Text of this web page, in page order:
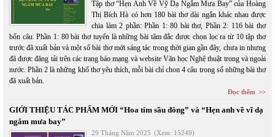
Tập thơ “Hẹn Anh Về Vỹ Dạ Ngắm Mưa Bay” của Hoàng
Thị Bích Hà có hơn 180 bài thơ dài ngắn khác nhau được
chia làm 2 phần: Phần 1: 80 bài thơ, Phần 2: 116 bài thơ
bốn câu. Phần 1: 80 bài thơ tuyển là những bài tâm đắc được chọn lọc ra từ 10 tập thơ
trước đã xuất bản và một số bài thơ mới sáng tác trong thời gian gần đây, chưa in nhưng
đã được đăng tải trên các trang báo mạng và website Văn học Nghệ thuật trong và ngoài
nước. Phần 2 là những khổ thơ yêu thích, mỗi bài chỉ chon 4 câu trong số những bài thơ
đã xuất bản.
Đọc thêm
GIỚI THIỆU TÁC PHẨM MỚI “Hoa tím sầu đông” và “Hẹn anh về vĩ dạ
ngắm mưa bay”
29 Tháng Năm 2025 (Xem: 15249)